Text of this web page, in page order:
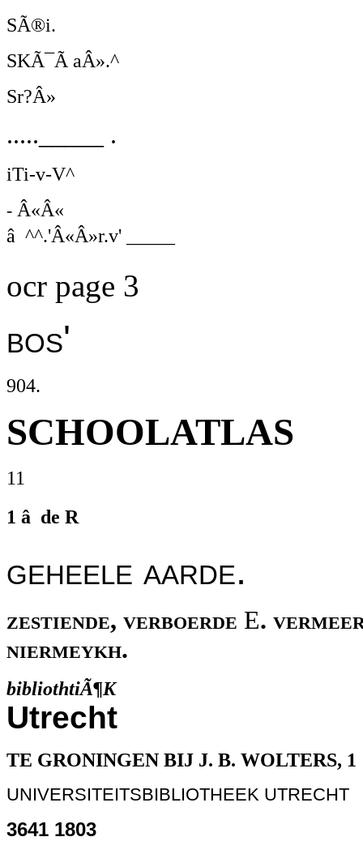
SÃ®i.
SKÃ¯Ã aÂ».^
Sr?Â»
....._____ .
iTi-v-V^
- Â«Â«
â ^^.'Â«Â»r.v' _____
ocr page 3
bos'
904.
SCHOOLATLAS
11
1 â de R
geheele aarde.
zestiende, verboerde E.
niermeykh.
bibliothtiÃ¶K
Utrecht
TE GRONINGEN BIJ J. B. WOLTERS, 1
UNIVERSITEITSBIBLIOTHEEK UTRECHT
3641 1803